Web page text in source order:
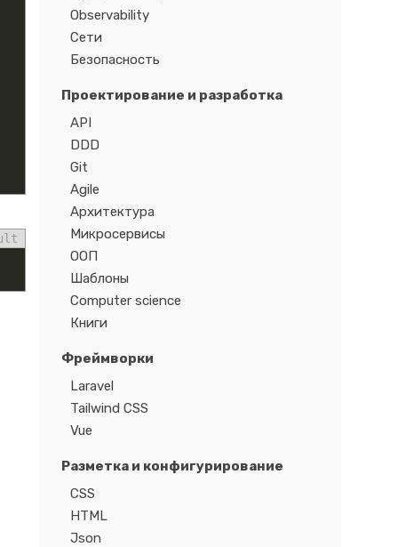
Observability
Сети
Безопасность
Проектирование и разработка
API
DDD
Git
Agile
Архитектура
Микросервисы
ООП
Шаблоны
Computer science
Книги
Фреймворки
Laravel
Tailwind CSS
Vue
Разметка и конфигурирование
CSS
HTML
Json